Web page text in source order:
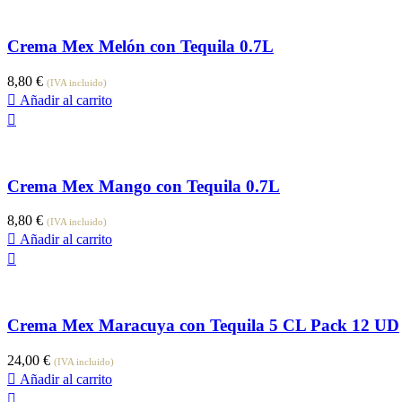
Crema Mex Melón con Tequila 0.7L
8,80 € (IVA incluido)
Añadir al carrito
Crema Mex Mango con Tequila 0.7L
8,80 € (IVA incluido)
Añadir al carrito
Crema Mex Maracuya con Tequila 5 CL Pack 12 UD
24,00 € (IVA incluido)
Añadir al carrito